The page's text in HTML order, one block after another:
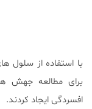
با استفاده از سلول
برای مطالعه جهش ها
افسردگی ایجاد کردند.